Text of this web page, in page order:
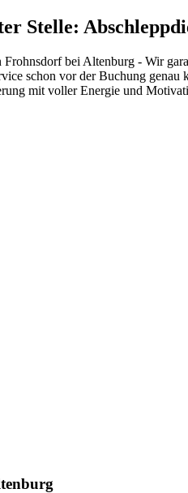
Stelle:
bei Altenburg - Wir
schon vor der Buchung
mit voller Energie und